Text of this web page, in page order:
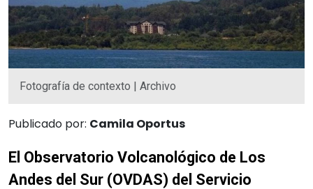
Fotografía de contexto | Archivo
Publicado por: Camila Oportus
El Observatorio Volcanológico de Los
Andes del Sur (OVDAS) del Servicio